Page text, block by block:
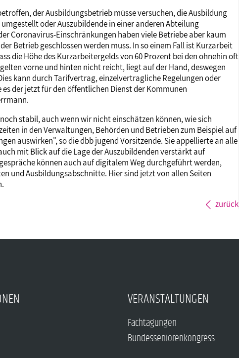
der Ausbildungsbetrieb müsse versuchen, die Ausbildung
oder Auszubildende in einer anderen Abteilung
Coronavirus-Einschränkungen haben viele Betriebe aber kaum
Betrieb geschlossen werden muss. In so einem Fall ist Kurzarbeit
die Höhe des Kurzarbeitergelds von 60 Prozent bei den ohnehin oft
vorne und hinten nicht reicht, liegt auf der Hand, deswegen
kann durch Tarifvertrag, einzelvertragliche Regelungen oder
der jetzt für den öffentlichen Dienst der Kommunen
stabil, auch wenn wir nicht einschätzen können, wie sich
in den Verwaltungen, Behörden und Betrieben zum Beispiel auf
auswirken", so die dbb jugend Vorsitzende. Sie appellierte an alle
mit Blick auf die Lage der Auszubildenden verstärkt auf
können auch auf digitalem Weg durchgeführt werden,
und Ausbildungsabschnitte. Hier sind jetzt von allen Seiten
zurück
VERANSTALTUNGEN
Fachtagungen
Bundesseniorenkongress